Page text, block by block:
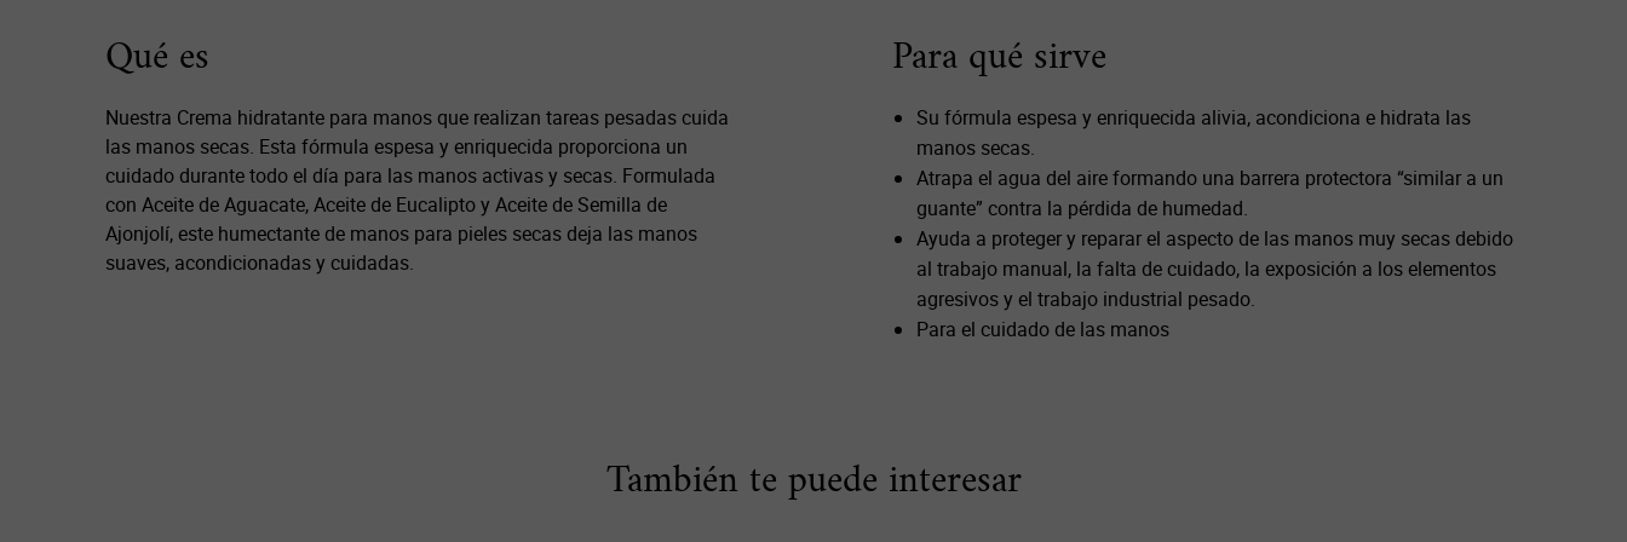
PDP Description SectionQué es
Nuestra Crema hidratante para manos que realizan tareas pesadas cuida
las manos secas. Esta fórmula espesa y enriquecida proporciona un
cuidado durante todo el día para las manos activas y secas. Formulada
con Aceite de Aguacate, Aceite de Eucalipto y Aceite de Semilla de
Ajonjolí, este humectante de manos para pieles secas deja las manos
suaves, acondicionadas y cuidadas.
Para qué sirve
Su fórmula espesa y enriquecida alivia, acondiciona e hidrata las
manos secas.
Atrapa el agua del aire formando una barrera protectora “similar a un
guante” contra la pérdida de humedad.
Ayuda a proteger y reparar el aspecto de las manos muy secas debido
al trabajo manual, la falta de cuidado, la exposición a los elementos
agresivos y el trabajo industrial pesado.
Para el cuidado de las manos
También te puede interesar